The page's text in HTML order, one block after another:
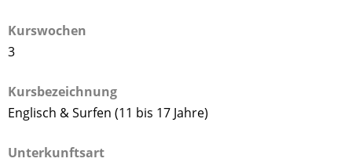
Kurswochen
3
Kursbezeichnung
Englisch & Surfen (11 bis 17 Jahre)
Unterkunftsart